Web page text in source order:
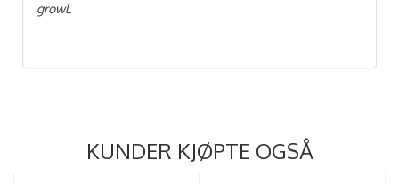
growl.
KUNDER KJØPTE OGSÅ